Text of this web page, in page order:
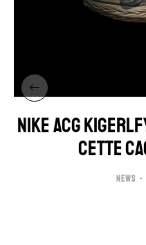
NIKE ACG
CETTE
NEWS